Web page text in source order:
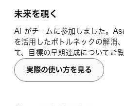
未来を覗く
AI がチームに参加しました。
を活用したボトルネックの解消
て、目標の早期達成についてご
実際の使い方を見る